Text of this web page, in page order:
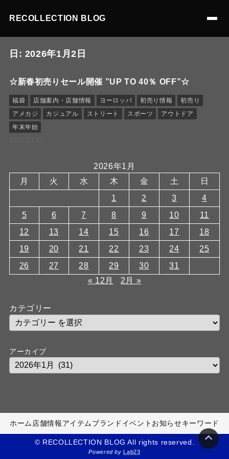
RECOLLECTION BLOG
日: 2026年1月2日
☆新春初売りセール開催 ”UP TO 40％ OFF”☆
福袋 店舗案内・店舗情報 ヨーロッパ 初売り情報
初売り
アメカジ
カジュアル ストリート スポーツ
アウトドア
年末年始
2026年1月
月
火 水 木 金 土
日
1
2 3
4
5
6 7 8 9 10
11
12
13 14 15 16 17
18
19
20 21 22 23 24
25
26
27 28 29 30
31
« 12月
2月 »
カテゴリー
アーカイブ
ホーム 店舗情報アイテムブランド イベント お知らせキーワード
© RECOLLECTION BLOG All rights reserved.
Powered byLab23